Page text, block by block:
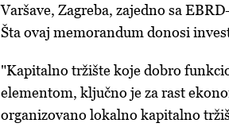
Varšave, Zagreba, zajedno sa
Šta ovaj memorandum donosi
"Kapitalno tržište koje dobro
elementom, ključno je za rast
organizovano lokalno kapitalno